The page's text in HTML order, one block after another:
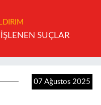
SUÇLAR
07 Ağustos 2025